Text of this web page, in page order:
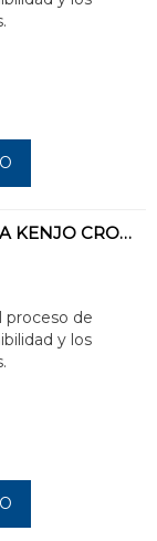
TERMOSTÁTICA DUCHA KENJO CROMO
proceso de
y los